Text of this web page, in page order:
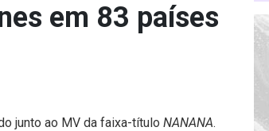
em 83 países
junto ao MV da faixa-título NANANA.